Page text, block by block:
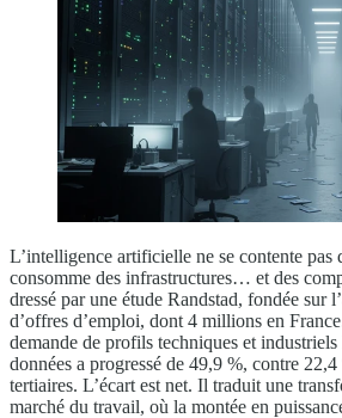
L’intelligence artificielle ne se contente pas
consomme des infrastructures… et des
dressé par une étude Randstad, fondée sur
d’offres d’emploi, dont 4 millions en
demande de profils techniques et
données a progressé de 49,9 %, contre
tertiaires. L’écart est net. Il traduit une
marché du travail, où la montée en